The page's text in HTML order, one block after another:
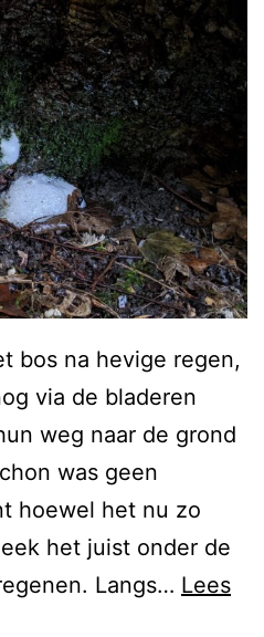
bos na hevige regen,
via de bladeren
weg naar de grond
was geen
hoewel het nu zo
het juist onder de
Langs… Lees